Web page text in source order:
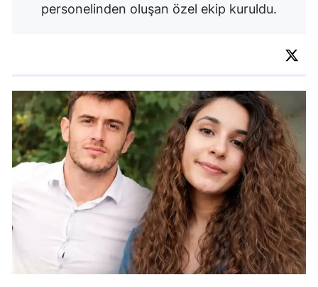
personelinden oluşan özel ekip kuruldu.